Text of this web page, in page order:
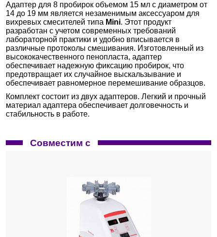
Адаптер для 8 пробирок объемом 15 мл с диаметром от
14 до 19 мм является незаменимым аксессуаром для
вихревых смесителей типа Mini. Этот продукт
разработан с учетом современных требований
лабораторной практики и удобно вписывается в
различные протоколы смешивания. Изготовленный из
высококачественного пенопласта, адаптер
обеспечивает надежную фиксацию пробирок, что
предотвращает их случайное выскальзывание и
обеспечивает равномерное перемешивание образцов.
Комплект состоит из двух адаптеров. Легкий и прочный
материал адаптера обеспечивает долговечность и
стабильность в работе.
Совместим с